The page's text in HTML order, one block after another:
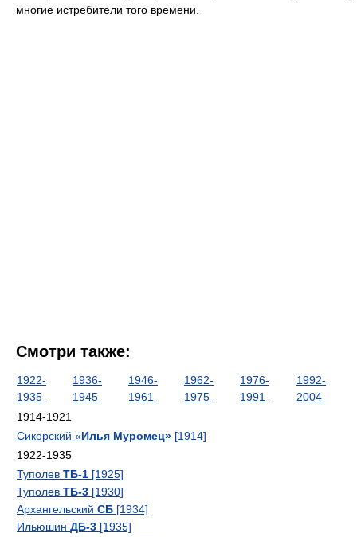
многие истребители того времени.
Смотри также:
1922-
1935
1936-
1945
1946-
1961
1962-
1975
1976-
1991
1992-
2004
1914-1921
Сикорский «Илья Муромец» [1914]
1922-1935
Туполев ТБ-1 [1925]
Туполев ТБ-3 [1930]
Архангельский СБ [1934]
Ильюшин ДБ-3 [1935]